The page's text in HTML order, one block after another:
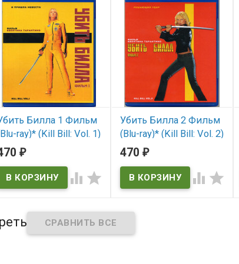
Билла 1 Фильм
ray)* (Kill Bill: Vol. 1)
В наличии
Kill Bill: Vol. 1
₽
 
Убить Билла 2 Фильм
(Blu-ray)* (Kill Bill: Vol. 2)
В наличии
Kill Bill: Vol. 2
470 ₽
 